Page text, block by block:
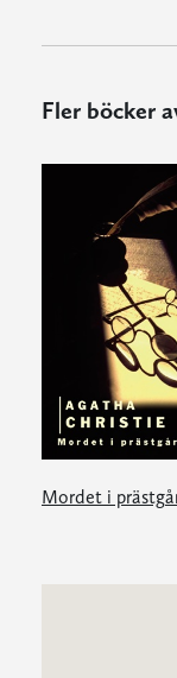
Fler böcker
Mordet i